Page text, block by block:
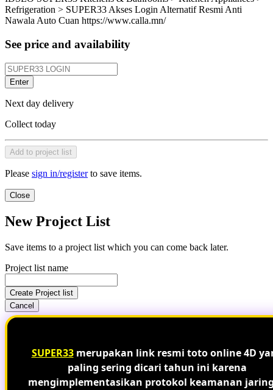
Refrigeration > SUPER33 Akses Login Alternatif Resmi Anti
Nawala Auto Cuan https://www.calla.mn/
See price and availability
Enter
Next day delivery
Collect today
Add to project list
Please sign in/registerto save items.
Close
New Project List
Save items to a project list which you can come back later.
Project list name
Create Project list
Cancel
SUPER33merupakan link resmi toto online 4D
paling sering dicari tahun ini karena
mengimplementasikan protokol keamanan